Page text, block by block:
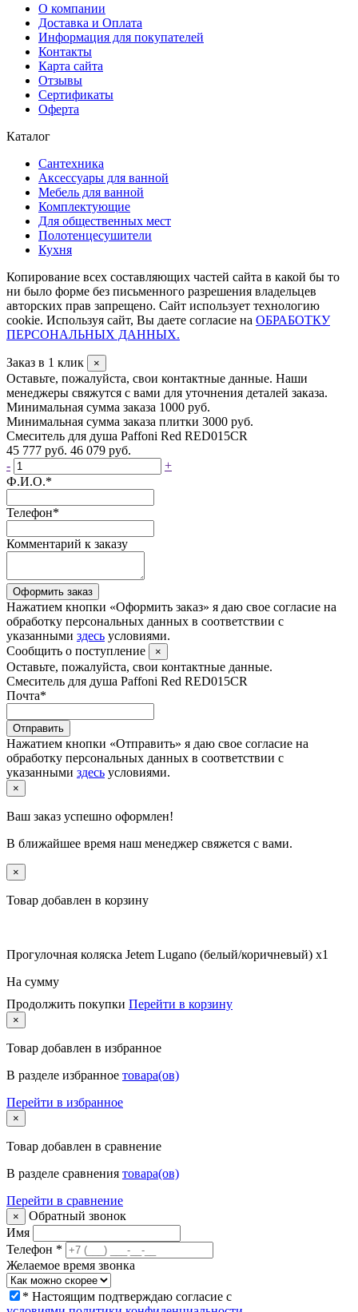
О компании
Доставка и Оплата
Информация для покупателей
Контакты
Карта сайта
Отзывы
Сертификаты
Оферта
Каталог
Сантехника
Аксессуары для ванной
Мебель для ванной
Комплектующие
Для общественных мест
Полотенцесушители
Кухня
Копирование всех составляющих частей сайта в какой бы то
ни было форме без письменного разрешения владельцев
авторских прав запрещено. Сайт использует технологию
cookie. Используя сайт, Вы даете согласие на ОБРАБОТКУ
ПЕРСОНАЛЬНЫХ ДАННЫХ.
Заказ в 1 клик ×
Оставьте, пожалуйста, свои контактные данные. Наши
менеджеры свяжутся с вами для уточнения деталей заказа.
Минимальная сумма заказа 1000 руб.
Минимальная сумма заказа плитки 3000 руб.
Смеситель для душа Paffoni Red RED015CR
45 777 руб. 46 079 руб.
-
+
Ф.И.О.*
Телефон*
Комментарий к заказу
Оформить заказ
Нажатием кнопки «Оформить заказ» я даю свое согласие на
обработку персональных данных в соответствии с
указанными здесь условиями.
Сообщить о поступление
×
Оставьте, пожалуйста, свои контактные данные.
Смеситель для душа Paffoni Red RED015CR
Почта*
Отправить
Нажатием кнопки «Отправить» я даю свое согласие на
обработку персональных данных в соответствии с
указанными здесь условиями.
×
Ваш заказ успешно оформлен!
В ближайшее время наш менеджер свяжется с вами.
×
Товар добавлен в корзину
Прогулочная коляска Jetem Lugano (белый/коричневый) x1
На сумму
Продолжить покупки Перейти в корзину
×
Товар добавлен в избранное
В разделе избранное товара(ов)
Перейти в избранное
×
Товар добавлен в сравнение
В разделе сравнения товара(ов)
Перейти в сравнение
×
Обратный звонок
Имя
Телефон *
Желаемое время звонка
* Настоящим подтверждаю согласие с